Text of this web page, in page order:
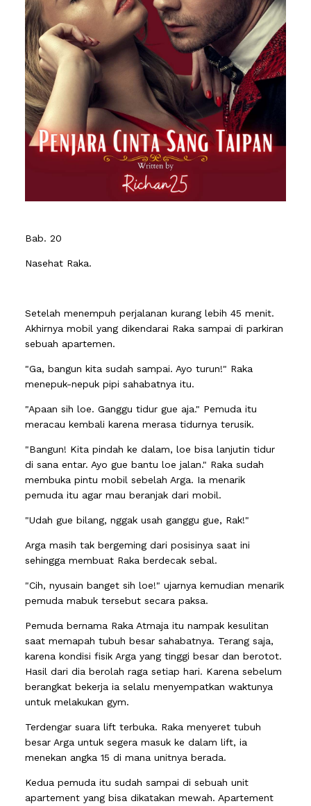
Bab. 20
Nasehat Raka.
Setelah menempuh perjalanan kurang lebih 45 menit.
Akhirnya mobil yang dikendarai Raka sampai di parkiran
sebuah apartemen.
"Ga, bangun kita sudah sampai. Ayo turun!" Raka
menepuk-nepuk pipi sahabatnya itu.
"Apaan sih loe. Ganggu tidur gue aja." Pemuda itu
meracau kembali karena merasa tidurnya terusik.
"Bangun! Kita pindah ke dalam, loe bisa lanjutin tidur
di sana entar. Ayo gue bantu loe jalan." Raka sudah
membuka pintu mobil sebelah Arga. Ia menarik
pemuda itu agar mau beranjak dari mobil.
"Udah gue bilang, nggak usah ganggu gue, Rak!"
Arga masih tak bergeming dari posisinya saat ini
sehingga membuat Raka berdecak sebal.
"Cih, nyusain banget sih loe!" ujarnya kemudian menarik
pemuda mabuk tersebut secara paksa.
Pemuda bernama Raka Atmaja itu nampak kesulitan
saat memapah tubuh besar sahabatnya. Terang saja,
karena kondisi fisik Arga yang tinggi besar dan berotot.
Hasil dari dia berolah raga setiap hari. Karena sebelum
berangkat bekerja ia selalu menyempatkan waktunya
untuk melakukan gym.
Terdengar suara lift terbuka. Raka menyeret tubuh
besar Arga untuk segera masuk ke dalam lift, ia
menekan angka 15 di mana unitnya berada.
Kedua pemuda itu sudah sampai di sebuah unit
apartement yang bisa dikatakan mewah. Apartement